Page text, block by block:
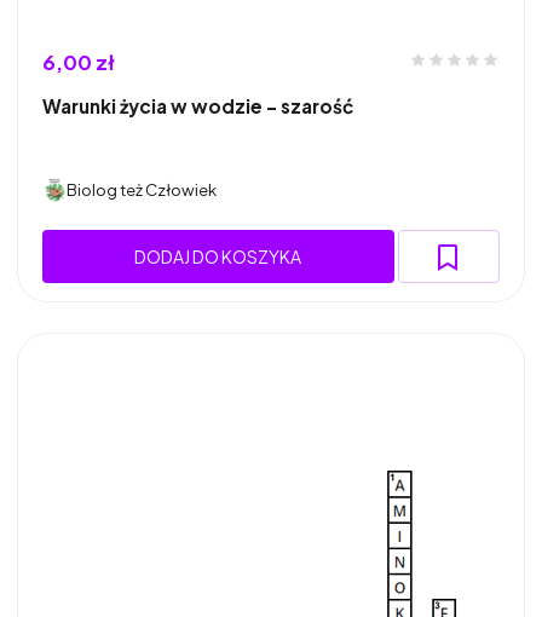
6,00 zł
Warunki życia w wodzie - szarość
Biolog też Człowiek
DODAJ DO KOSZYKA